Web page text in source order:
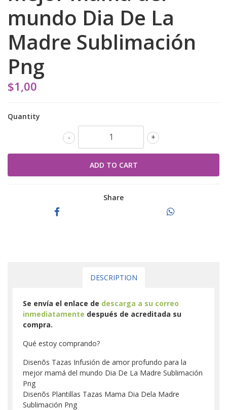
mundo Dia De La
Madre Sublimación
Png
$1,00
Quantity
+
-
Share
DESCRIPTION
Se envía el enlace de descarga a su correo
inmediatamente después de acreditada su
compra.
Qué estoy comprando?
Disenõs Tazas Infusión de amor profundo para la
mejor mamá del mundo Dia De La Madre Sublimación
Png
Disenõs Plantillas Tazas Mama Dia Dela Madre
Sublimación Png